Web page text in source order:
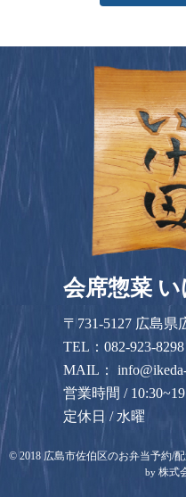
会席惣菜 い
〒731-5127 広島県
TEL：082-923-8298
MAIL：
営業時間 /
定休日 / 水曜
© 2018 広島市佐伯区のお弁当予約/
by 株式